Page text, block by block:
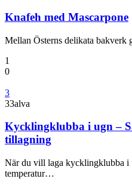
Knafeh med Mascarpone
Mellan Österns delikata bakverk
1
0
3
33alva
Kycklingklubba i ugn –
tillagning
När du vill laga kycklingklubba i
temperatur…